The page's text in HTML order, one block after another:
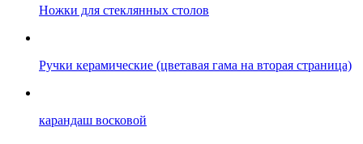
Ручки керамические (цветавая гама на вторая страница)
карандаш восковой